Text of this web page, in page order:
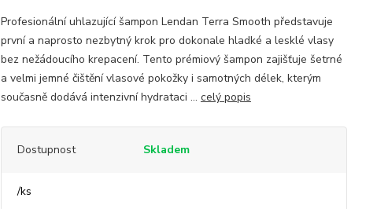
Profesionální uhlazující šampon Lendan Terra Smooth představuje
první a naprosto nezbytný krok pro dokonale hladké a lesklé vlasy
bez nežádoucího krepacení. Tento prémiový šampon zajišťuje šetrné
a velmi jemné čištění vlasové pokožky i samotných délek, kterým
současně dodává intenzivní hydrataci ... celý popis
Dostupnost Skladem
/ks